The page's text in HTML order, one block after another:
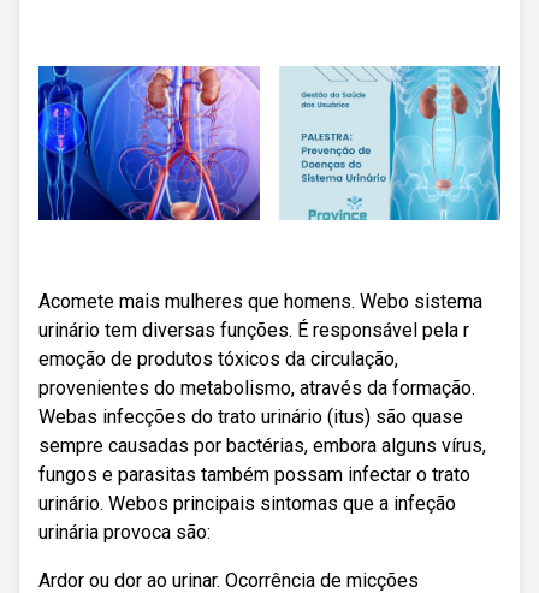
Acomete mais mulheres que homens. Webo sistema
urinário tem diversas funções. É responsável pela r
emoção de produtos tóxicos da circulação,
provenientes do metabolismo, através da formação.
Webas infecções do trato urinário (itus) são quase
sempre causadas por bactérias, embora alguns vírus,
fungos e parasitas também possam infectar o trato
urinário. Webos principais sintomas que a infeção
urinária provoca são:
Ardor ou dor ao urinar. Ocorrência de micções